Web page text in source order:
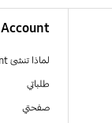
Account
لماذا تنشئ Samsung Account
طلباتي
صفحتي